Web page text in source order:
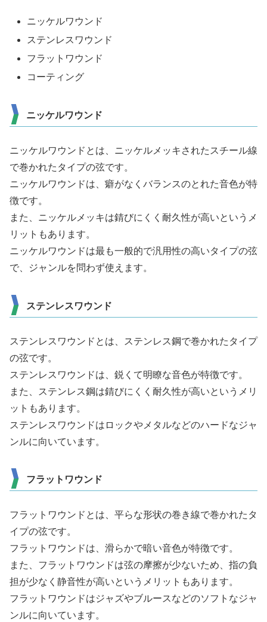
ニッケルワウンド
ステンレスワウンド
フラットワウンド
コーティング
ニッケルワウンド
ニッケルワウンドとは、ニッケルメッキされたスチール線
で巻かれたタイプの弦です。
ニッケルワウンドは、癖がなくバランスのとれた音色が特
徴です。
また、ニッケルメッキは錆びにくく耐久性が高いというメ
リットもあります。
ニッケルワウンドは最も一般的で汎用性の高いタイプの弦
で、ジャンルを問わず使えます。
ステンレスワウンド
ステンレスワウンドとは、ステンレス鋼で巻かれたタイプ
の弦です。
ステンレスワウンドは、鋭くて明瞭な音色が特徴です。
また、ステンレス鋼は錆びにくく耐久性が高いというメリ
ットもあります。
ステンレスワウンドはロックやメタルなどのハードなジャ
ンルに向いています。
フラットワウンド
フラットワウンドとは、平らな形状の巻き線で巻かれたタ
イプの弦です。
フラットワウンドは、滑らかで暗い音色が特徴です。
また、フラットワウンドは弦の摩擦が少ないため、指の負
担が少なく静音性が高いというメリットもあります。
フラットワウンドはジャズやブルースなどのソフトなジャ
ンルに向いています。